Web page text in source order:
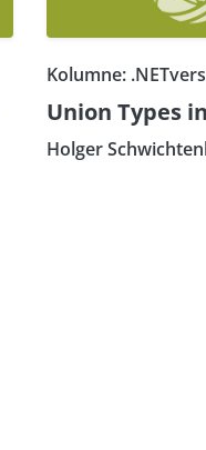
Kolumne:
Union Types
Holger